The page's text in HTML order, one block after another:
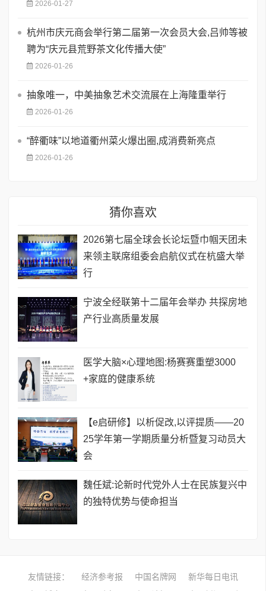
2026-01-27
杭州市庆元商会举行第二届第一次会员大会,吕帅等被
聘为“庆元县荒野茶文化传播大使”
2026-01-26
抽象唯一，中美抽象艺术交流展在上海隆重举行
2026-01-26
“醉衢味”以地道衢州菜火爆出圈,成消费新亮点
2026-01-26
猜你喜欢
2026第七届全球会长论坛暨巾帼天团未
来领主联席组委会启航仪式在杭盛大举
行
宁波全经联第十二届年会举办 共探房地
产行业高质量发展
医学大脑×心理地图:杨赛赛重塑3000
+家庭的健康系统
【e启研修】以析促改,以评提质——20
25学年第一学期质量分析暨复习动员大
会
魏任斌:论新时代党外人士在民族复兴中
的独特优势与使命担当
友情链接： 经济参考报 中国名牌网
新华每日电讯